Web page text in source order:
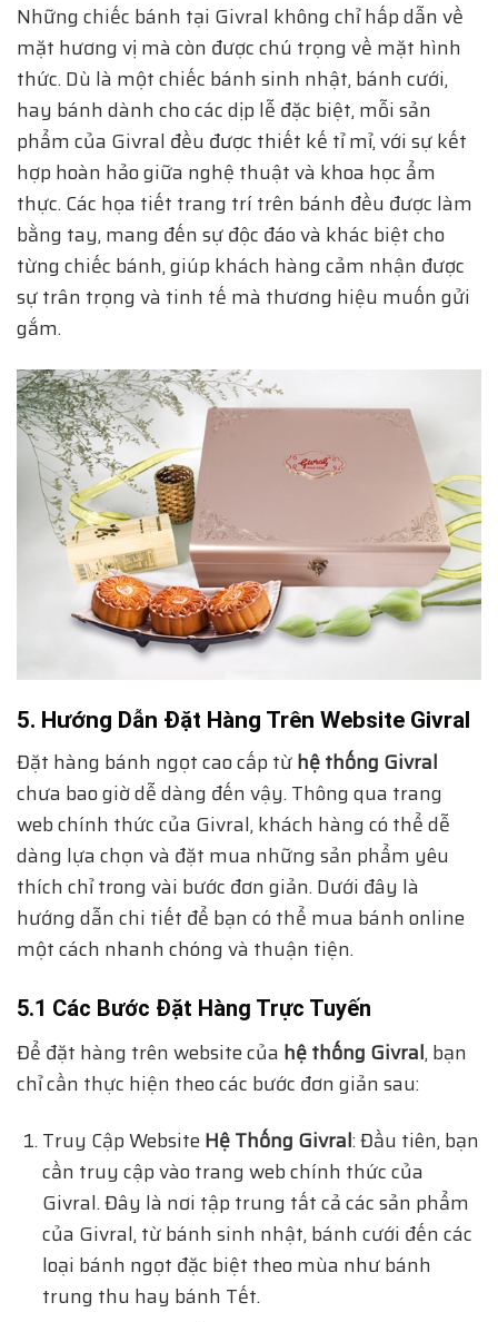
Những chiếc bánh tại Givral không chỉ hấp dẫn về
mặt hương vị mà còn được chú trọng về mặt hình
thức. Dù là một chiếc bánh sinh nhật, bánh cưới,
hay bánh dành cho các dịp lễ đặc biệt, mỗi sản
phẩm của Givral đều được thiết kế tỉ mỉ, với sự kết
hợp hoàn hảo giữa nghệ thuật và khoa học ẩm
thực. Các họa tiết trang trí trên bánh đều được làm
bằng tay, mang đến sự độc đáo và khác biệt cho
từng chiếc bánh, giúp khách hàng cảm nhận được
sự trân trọng và tinh tế mà thương hiệu muốn gửi
gắm.
5. Hướng Dẫn Đặt Hàng Trên Website Givral
Đặt hàng bánh ngọt cao cấp từhệ thống Givral
chưa bao giờ dễ dàng đến vậy. Thông qua trang
web chính thức của Givral, khách hàng có thể dễ
dàng lựa chọn và đặt mua những sản phẩm yêu
thích chỉ trong vài bước đơn giản. Dưới đây là
hướng dẫn chi tiết để bạn có thể mua bánh online
một cách nhanh chóng và thuận tiện.
5.1 Các Bước Đặt Hàng Trực Tuyến
Để đặt hàng trên website của hệ thống Givral, bạn
chỉ cần thực hiện theo các bước đơn giản sau:
Truy Cập Website Hệ Thống Givral: Đầu tiên, bạn
cần truy cập vào trang web chính thức của
Givral. Đây là nơi tập trung tất cả các sản phẩm
của Givral, từ bánh sinh nhật, bánh cưới đến các
loại bánh ngọt đặc biệt theo mùa như bánh
trung thu hay bánh Tết.